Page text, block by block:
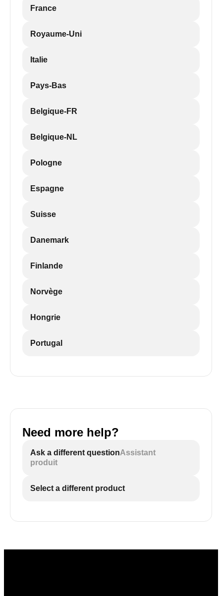
France
Royaume-Uni
Italie
Pays-Bas
Belgique-FR
Belgique-NL
Pologne
Espagne
Suisse
Danemark
Finlande
Norvège
Hongrie
Portugal
Need more help?
Ask a different questionAssistant
produit
Select a different product